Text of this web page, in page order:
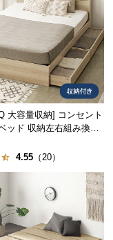
大容量収納] コンセント
ッド 収納左右組み換え
4.55 （20）